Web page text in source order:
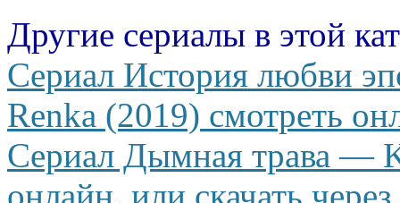
Другие сериалы в этой
Сериал История любви
Renka (2019) смотреть
Сериал Дымная трава —